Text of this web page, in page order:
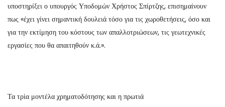
υποστηρίξει ο υπουργός Υποδομών Χρήστος Σπίρτζης, επισημαίνουν
πως «έχει γίνει σημαντική δουλειά τόσο για τις χωροθετήσεις, όσο και
για την εκτίμηση του κόστους των απαλλοτριώσεων, τις γεωτεχνικές
εργασίες που θα απαιτηθούν κ.ά.».
Τα τρία μοντέλα χρηματοδότησης και η πρωτιά